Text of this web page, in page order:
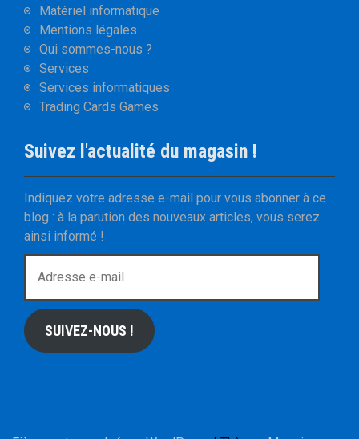
Matériel informatique
Mentions légales
Qui sommes-nous ?
Services
Services informatiques
Trading Cards Games
Suivez l'actualité du magasin !
Indiquez votre adresse e-mail pour vous abonner à ce
blog : à la parution des nouveaux articles, vous serez
ainsi informé !
r
e
s
m
SUIVEZ-NOUS !